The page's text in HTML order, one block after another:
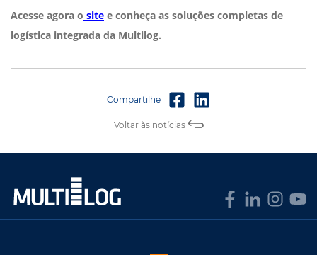
Acesse agora o site e conheça as soluções completas de
logística integrada da Multilog.
Voltar às notícias